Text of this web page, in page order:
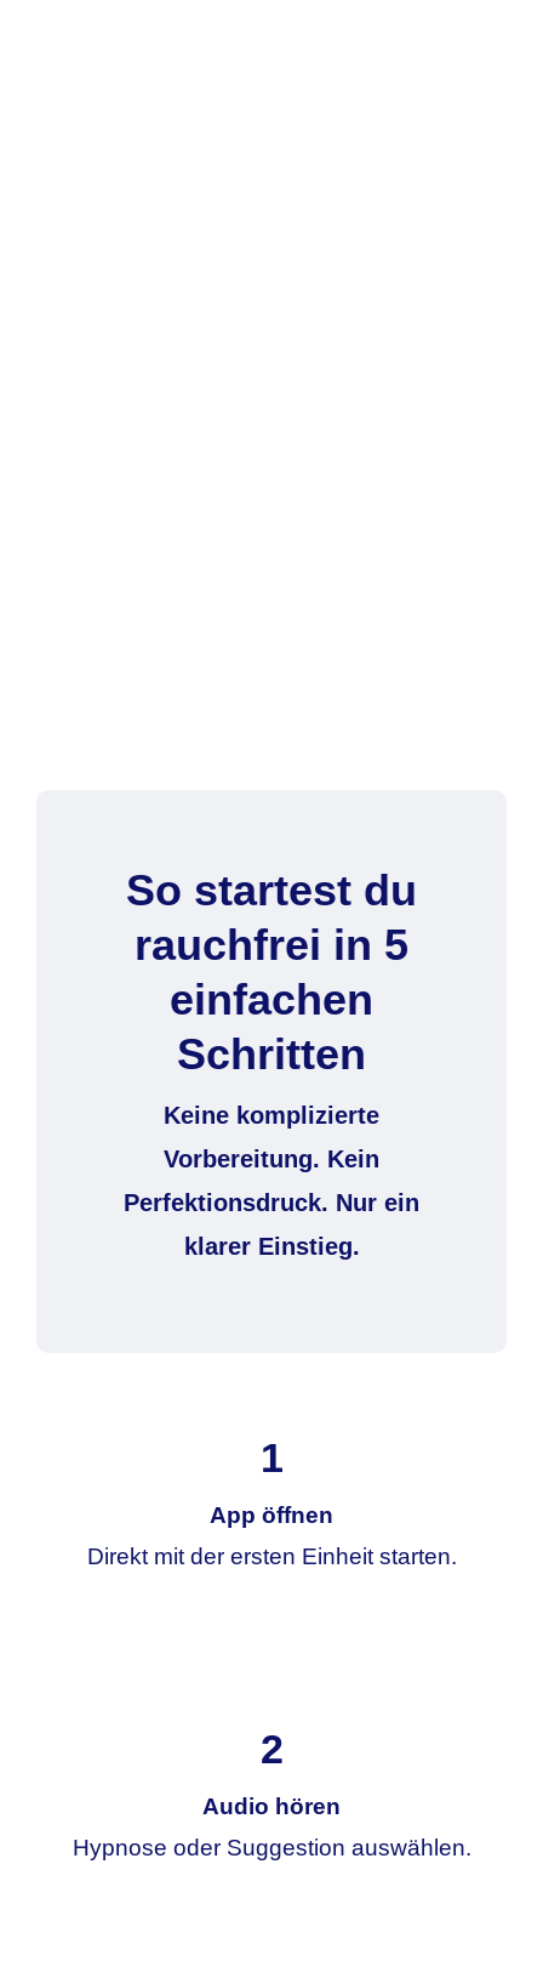
So startest du
rauchfrei in 5
einfachen
Schritten
Keine komplizierte
Vorbereitung. Kein
Perfektionsdruck. Nur ein
klarer Einstieg.
1
App öffnen
Direkt mit der ersten Einheit starten.
2
Audio hören
Hypnose oder Suggestion auswählen.